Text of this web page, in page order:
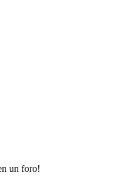
un foro!